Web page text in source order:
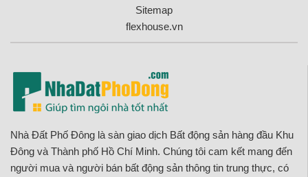
Sitemap
flexhouse.vn
Nhà Đất Phố Đông là sàn giao dịch Bất động sản hàng đầu Khu
Đông và Thành phố Hồ Chí Minh. Chúng tôi cam kết mang đến
người mua và người bán bất động sản thông tin trung thực, có